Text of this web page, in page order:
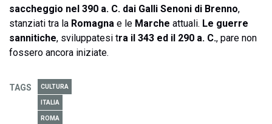
saccheggio nel 390 a. C. dai Galli Senoni di Brenno,
stanziati tra la Romagna e le Marche attuali. Le guerre
sannitiche, sviluppatesi tra il 343 ed il 290 a. C., pare non
fossero ancora iniziate.
TAGS CULTURA
ITALIA
ROMA